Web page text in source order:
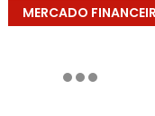
MERCADO